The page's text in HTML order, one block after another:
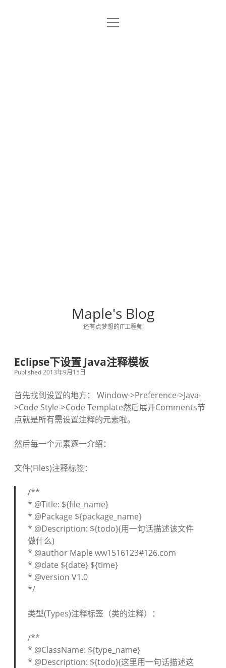
关于博主
o
Maple's Blog
还有点梦想的IT工程师
Eclipse下设置 Java注释模板
Published 2013年9月15日
首先找到设置的地方： Window->Preference->Java-
>Code Style->Code Template然后展开Comments节
点就是所有需设置注释的元素啦。
然后每一个元素逐一介绍：
文件(Files)注释标签：
/**
* @Title: ${file_name}
* @Package ${package_name}
* @Description: ${todo}(用一句话描述该文件
做什么)
* @author Maple ww1516123#126.com
* @date ${date} ${time}
* @version V1.0
*/
类型(Types)注释标签（类的注释）：
/**
* @ClassName: ${type_name}
* @Description: ${todo}(这里用一句话描述这